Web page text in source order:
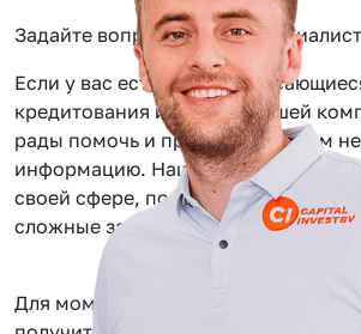
Задайте вопрос нашему
Если у вас есть вопросы
кредитования или услуг нашей
рады помочь и предоставить вам
информацию. Наши сотрудники —
своей сфере, помогут вам решить
сложные задачи.
Для моментального одобрения